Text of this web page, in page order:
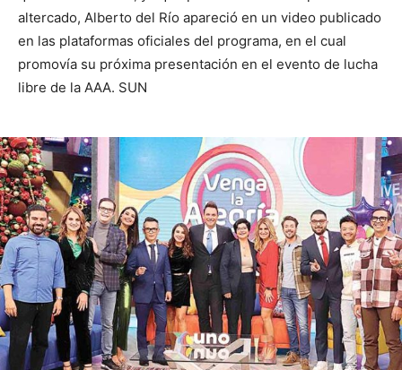
altercado, Alberto del Río apareció en un video publicado
en las plataformas oficiales del programa, en el cual
promovía su próxima presentación en el evento de lucha
libre de la AAA. SUN